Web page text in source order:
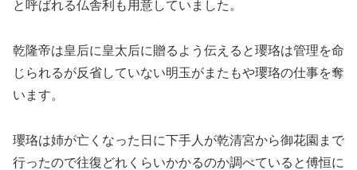
と呼ばれる仏舎利も用意していました。
乾隆帝は皇后に皇太后に贈るよう伝えると瓔珞は管理を命
じられるが反省していない明玉がまたもや瓔珞の仕事を奪
います。
瓔珞は姉が亡くなった日に下手人が乾清宮から御花園まで
行ったので往復どれくらいかかるのか調べていると傅恒に